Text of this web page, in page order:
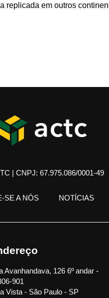
replicada em outros
| CNPJ: 67.975.086/0001-49
SE A NÓS NOTÍCIAS
Avanhandava, 126 6º andar -
901
Vista - São Paulo - SP